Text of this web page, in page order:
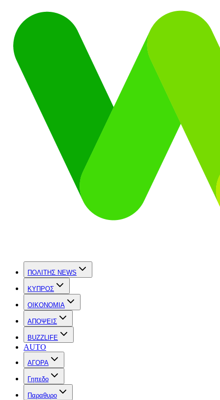
ΠΟΛΙΤΗΣ NEWS
ΚΥΠΡΟΣ
OIKONOMIA
ΑΠΟΨΕΙΣ
BUZZLIFE
AUTO
ΑΓΟΡΑ
Γηπεδο
Παραθυρο